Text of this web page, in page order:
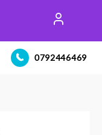
0792446469